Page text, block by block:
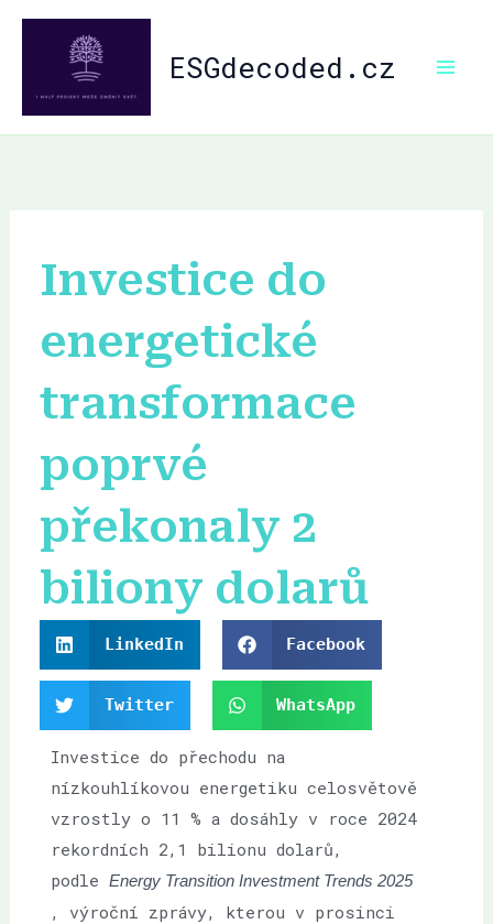
Přeskočit
ESGdecoded.cz
Investice do
energetické
transformace
poprvé
překonaly 2
biliony dolarů
LinkedIn Facebook
Twitter WhatsApp
Investice do přechodu na
nízkouhlíkovou energetiku celosvětově
vzrostly o 11 % a dosáhly v roce 2024
rekordních 2,1 bilionu dolarů,
podleEnergy Transition Investment Trends 2025
, výroční zprávy, kterou v prosinci